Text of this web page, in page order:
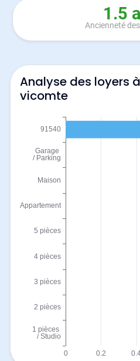
1.5
Ancienneté
Analyse des loyers
vicomte